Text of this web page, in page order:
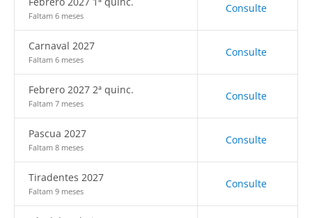
Faltam 6 meses
Consulte
Carnaval 2027
Faltam 6 meses
Consulte
Febrero 2027 2ª quinc.
Faltam 7 meses
Consulte
Pascua 2027
Faltam 8 meses
Consulte
Tiradentes 2027
Faltam 9 meses
Consulte